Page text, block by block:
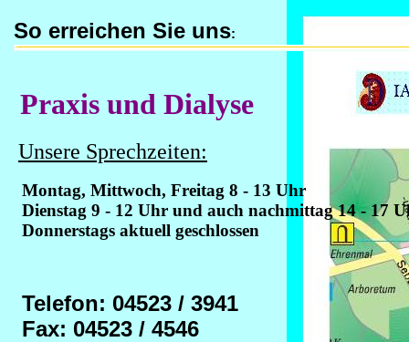
So erreichen Sie uns:
Telefon: 04523 / 3941
Fax: 04523 / 4546
Montag, Mittwoch, Freitag 8 - 13 Uhr
Dienstag 9 - 12 Uhr und auch nachmittag 14 - 17
Donnerstags aktuell geschlossen
Unsere Sprechzeiten:
Praxis und Dialyse